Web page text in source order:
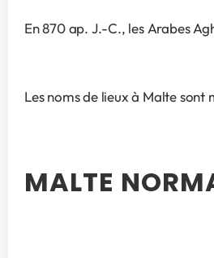
En 870 ap. J.-C., les Arabes
Les noms de lieux à Malte
MALTE